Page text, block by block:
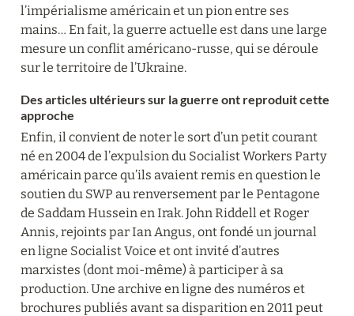
l’impérialisme américain et un pion entre ses
mains… En fait, la guerre actuelle est dans une large
mesure un conflit américano-russe, qui se déroule
sur le territoire de l’Ukraine.
Des articles ultérieurs sur la guerre ont reproduit cette
approche
Enfin, il convient de noter le sort d’un petit courant
né en 2004 de l’expulsion du Socialist Workers Party
américain parce qu’ils avaient remis en question le
soutien du SWP au renversement par le Pentagone
de Saddam Hussein en Irak. John Riddell et Roger
Annis, rejoints par Ian Angus, ont fondé un journal
en ligne Socialist Voice et ont invité d’autres
marxistes (dont moi-même) à participer à sa
production. Une archive en ligne des numéros et
brochures publiés avant sa disparition en 2011 peut